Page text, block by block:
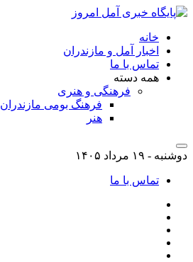
خانه
اخبار آمل و مازندران
تماس با ما
همه دسته
فرهنگی و هنری
فرهنگ بومی مازندران
هنر
دوشنبه - ۱۹ مرداد ۱۴۰۵
تماس با ما